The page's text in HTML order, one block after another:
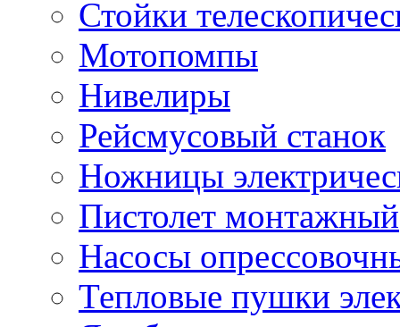
Стойки
Мотопомпы
Нивелиры
Рейсмусовый станок
Ножницы
Пистолет монтажный
Насосы
Тепловые пушки